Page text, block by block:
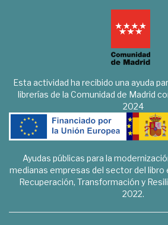
Esta actividad ha recibido una ayuda
librerías de la Comunidad de Madrid
2024
Ayudas públicas para la
medianas empresas del sector del libro
Recuperación, Transformación y
2022.